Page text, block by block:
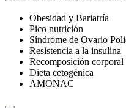
Obesidad y Bariatría
Pico nutrición
Síndrome de Ovario
Resistencia a la insulina
Recomposición corporal
Dieta cetogénica
AMONAC